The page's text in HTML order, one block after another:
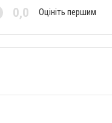
0,0 Оцініть першим